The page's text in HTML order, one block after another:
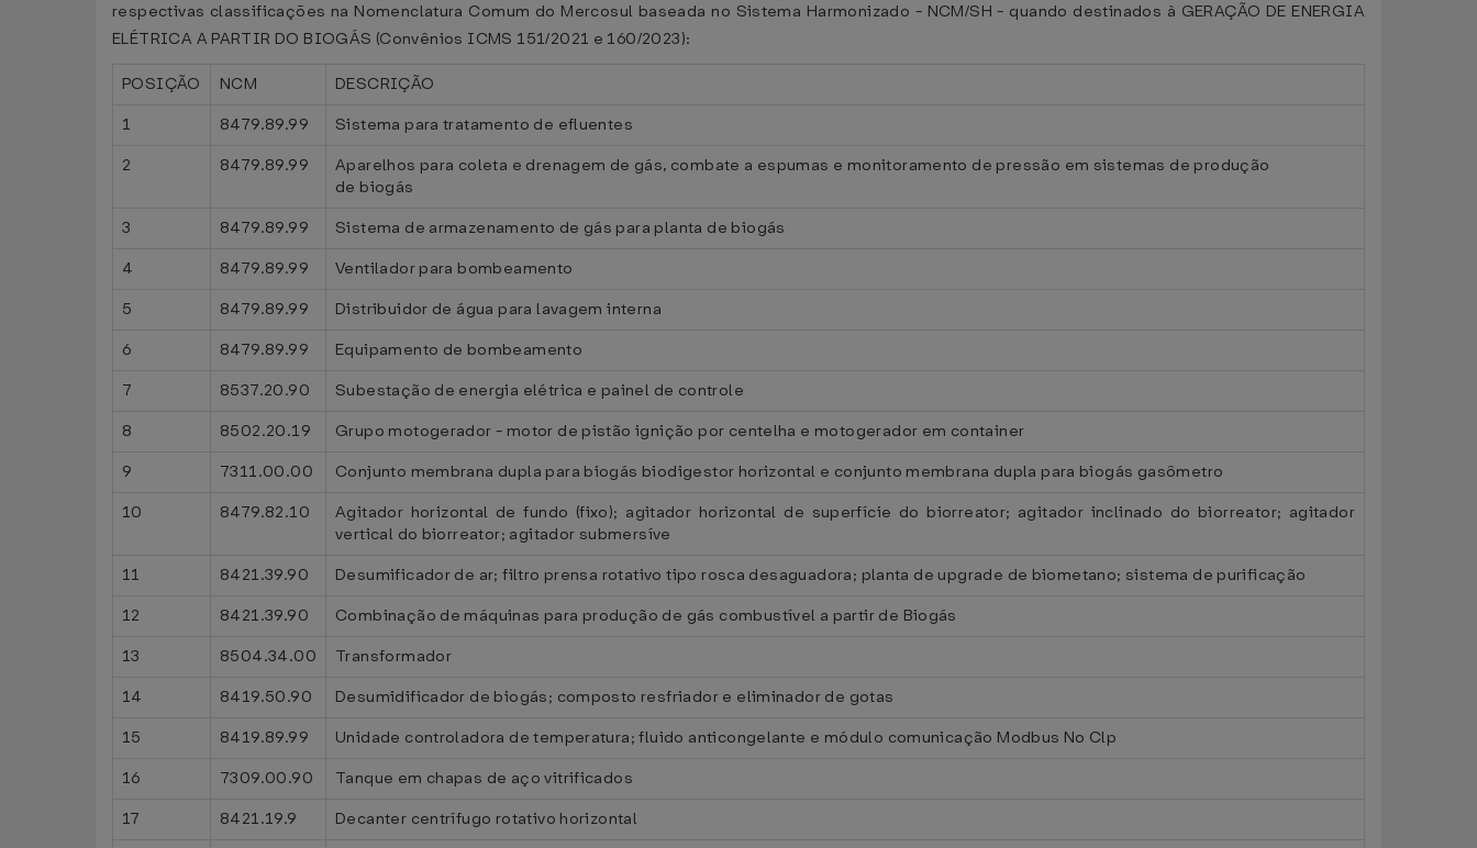
respectivas classificações na Nomenclatura Comum do Mercosul baseada no Sistema Harmonizado - NCM/SH - quando destinados à GERAÇÃO DE ENERGIA
ELÉTRICA A PARTIR DO BIOGÁS (Convênios ICMS 151/2021 e 160/2023):
POSIÇÃO NCM
DESCRIÇÃO
1
8479.89.99
Sistema para tratamento de efluentes
2
8479.89.99
Aparelhos para coleta e drenagem de gás, combate a espumas e monitoramento de pressão em sistemas de produção
de biogás
3
8479.89.99
Sistema de armazenamento de gás para planta de biogás
4
8479.89.99
Ventilador para bombeamento
5
8479.89.99
Distribuidor de água para lavagem interna
6
8479.89.99
Equipamento de bombeamento
7
8537.20.90
Subestação de energia elétrica e painel de controle
8
8502.20.19
Grupo motogerador - motor de pistão ignição por centelha e motogerador em container
9
7311.00.00
Conjunto membrana dupla para biogás biodigestor horizontal e conjunto membrana dupla para biogás gasômetro
10
8479.82.10
Agitador horizontal de fundo (fixo); agitador horizontal de superfície do biorreator; agitador inclinado do biorreator; agitador
vertical do biorreator; agitador submersíve
11
8421.39.90
Desumificador de ar; filtro prensa rotativo tipo rosca desaguadora; planta de upgrade de biometano; sistema de purificação
12
8421.39.90
Combinação de máquinas para produção de gás combustível a partir de Biogás
13
8504.34.00
Transformador
14
8419.50.90
Desumidificador de biogás; composto resfriador e eliminador de gotas
15
8419.89.99
Unidade controladora de temperatura; fluido anticongelante e módulo comunicação Modbus No Clp
16
7309.00.90
Tanque em chapas de aço vitrificados
17
8421.19.9
Decanter centrífugo rotativo horizontal